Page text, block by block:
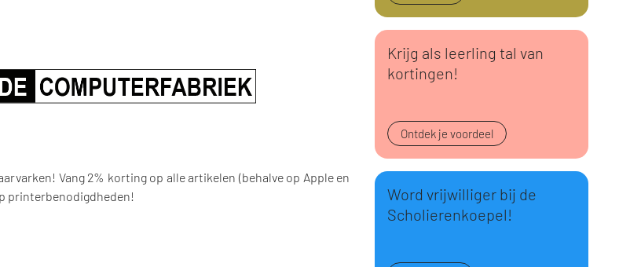
Vang 2% korting op alle artikelen (behalve op Apple en
printerbenodigdheden!
Krijg als leerling tal van
kortingen!
Ontdek je voordeel
Word vrijwilliger bij de
Scholierenkoepel!